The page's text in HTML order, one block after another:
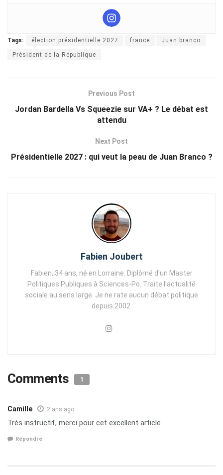
Tags: élection présidentielle 2027 france Juan branco
Président de la République
Previous Post
Jordan Bardella Vs Squeezie sur VA+ ? Le débat est
attendu
Next Post
Présidentielle 2027 : qui veut la peau de Juan Branco ?
Fabien Joubert
Fabien, 34 ans, né en Lorraine. Diplômé d'un Master
Politiques Publiques à Sciences-Po. Traite l'actualité
sociale au sens large. Je ne rate aucun débat politique
depuis 2002.
Comments 1
Camille 2 ans ago
Très instructif, merci pour cet excellent article
Répondre